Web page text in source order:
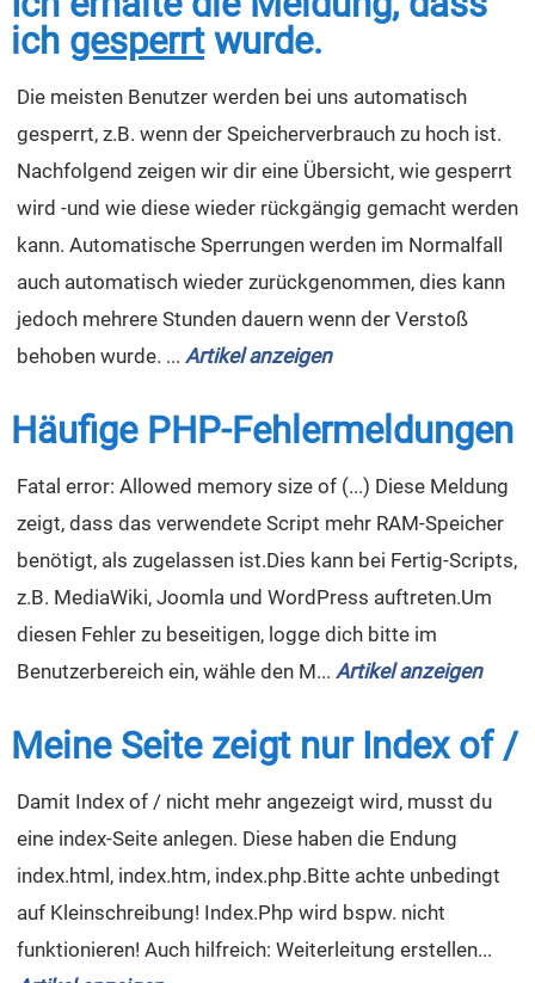
ich gesperrtwurde.
Die meisten Benutzer werden bei uns automatisch
gesperrt, z.B. wenn der Speicherverbrauch zu hoch ist.
Nachfolgend zeigen wir dir eine Übersicht, wie gesperrt
wird -und wie diese wieder rückgängig gemacht werden
kann. Automatische Sperrungen werden im Normalfall
auch automatisch wieder zurückgenommen, dies kann
jedoch mehrere Stunden dauern wenn der Verstoß
behoben wurde. ... Artikel anzeigen
Häufige PHP-Fehlermeldungen
Fatal error: Allowed memory size of (...) Diese Meldung
zeigt, dass das verwendete Script mehr RAM-Speicher
benötigt, als zugelassen ist.Dies kann bei Fertig-Scripts,
z.B. MediaWiki, Joomla und WordPress auftreten.Um
diesen Fehler zu beseitigen, logge dich bitte im
Benutzerbereich ein, wähle den M... Artikel anzeigen
Meine Seite zeigt nur Index of /
Damit Index of / nicht mehr angezeigt wird, musst du
eine index-Seite anlegen. Diese haben die Endung
index.html, index.htm, index.php.Bitte achte unbedingt
auf Kleinschreibung! Index.Php wird bspw. nicht
funktionieren! Auch hilfreich: Weiterleitung erstellen...